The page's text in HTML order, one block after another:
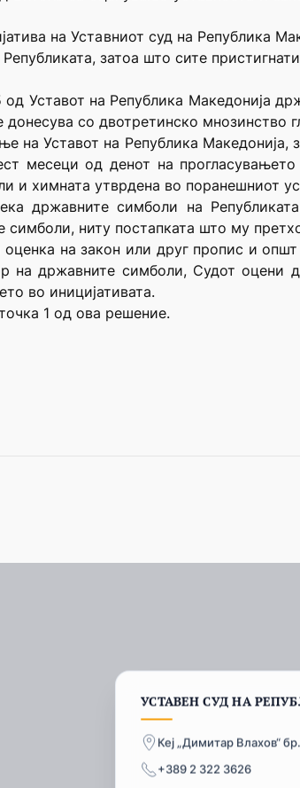
на Уставниот суд на Република
затоа што сите
Уставот на Република Македонија
со двотретинско мнозинство
на Уставот на Република Македонија,
месеци од денот на
и химната утврдена во поранешниот
државните симболи на
симболи, ниту постапката што му
на закон или друг пропис и
на државните симболи, Судот оцени
во иницијативата.
1 од ова решение.
УСТАВЕН СУД НА
Кеј „Димитар Влахов“
+389 2 322 3626